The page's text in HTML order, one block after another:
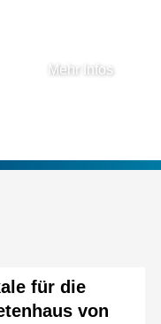
Mehr Infos
für die
von